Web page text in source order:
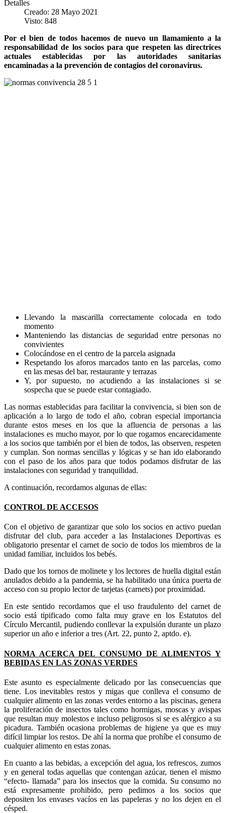
Detalles
Creado: 28 Mayo 2021
Visto: 848
Por el bien de todos hacemos de nuevo un llamamiento a la
responsabilidad de los socios para que respeten las directrices
actuales establecidas por las autoridades sanitarias
encaminadas a la prevención de contagios del coronavirus.
Llevando la mascarilla correctamente colocada en todo
momento
Manteniendo las distancias de seguridad entre personas no
convivientes
Colocándose en el centro de la parcela asignada
Respetando los aforos marcados tanto en las parcelas, como
en las mesas del bar, restaurante y terrazas
Y, por supuesto, no acudiendo a las instalaciones si se
sospecha que se puede estar contagiado.
Las normas establecidas para facilitar la convivencia, si bien son de
aplicación a lo largo de todo el año, cobran especial importancia
durante estos meses en los que la afluencia de personas a las
instalaciones es mucho mayor, por lo que rogamos encarecidamente
a los socios que también por el bien de todos, las observen, respeten
y cumplan. Son normas sencillas y lógicas y se han ido elaborando
con el paso de los años para que todos podamos disfrutar de las
instalaciones con seguridad y tranquilidad.
A continuación, recordamos algunas de ellas:
CONTROL DE ACCESOS
Con el objetivo de garantizar que solo los socios en activo puedan
disfrutar del club, para acceder a las Instalaciones Deportivas es
obligatorio presentar el carnet de socio de todos los miembros de la
unidad familiar, incluidos los bebés.
Dado que los tornos de molinete y los lectores de huella digital están
anulados debido a la pandemia, se ha habilitado una única puerta de
acceso con su propio lector de tarjetas (carnets) por proximidad.
En este sentido recordamos que el uso fraudulento del carnet de
socio está tipificado como falta muy grave en los Estatutos del
Círculo Mercantil, pudiendo conllevar la expulsión durante un plazo
superior un año e inferior a tres (Art. 22, punto 2, aptdo. e).
NORMA ACERCA DEL CONSUMO DE ALIMENTOS Y
BEBIDAS EN LAS ZONAS VERDES
Este asunto es especialmente delicado por las consecuencias que
tiene. Los inevitables restos y migas que conlleva el consumo de
cualquier alimento en las zonas verdes entorno a las piscinas, genera
la proliferación de insectos tales como hormigas, moscas y avispas
que resultan muy molestos e incluso peligrosos si se es alérgico a su
picadura. También ocasiona problemas de higiene ya que es muy
difícil limpiar los restos. De ahí la norma que prohíbe el consumo de
cualquier alimento en estas zonas.
En cuanto a las bebidas, a excepción del agua, los refrescos, zumos
y en general todas aquellas que contengan azúcar, tienen el mismo
“efecto- llamada” para los insectos que la comida. Su consumo no
está expresamente prohibido, pero pedimos a los socios que
depositen los envases vacíos en las papeleras y no los dejen en el
césped.